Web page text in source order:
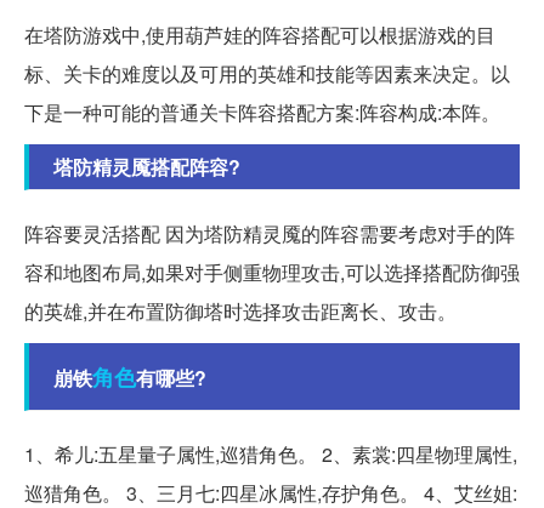
在塔防游戏中,使用葫芦娃的阵容搭配可以根据游戏的目
标、关卡的难度以及可用的英雄和技能等因素来决定。以
下是一种可能的普通关卡阵容搭配方案:阵容构成:本阵。
塔防精灵魇搭配阵容?
阵容要灵活搭配 因为塔防精灵魇的阵容需要考虑对手的阵
容和地图布局,如果对手侧重物理攻击,可以选择搭配防御强
的英雄,并在布置防御塔时选择攻击距离长、攻击。
崩铁角色有哪些?
1、希儿:五星量子属性,巡猎角色。 2、素裳:四星物理属性,
巡猎角色。 3、三月七:四星冰属性,存护角色。 4、艾丝姐: